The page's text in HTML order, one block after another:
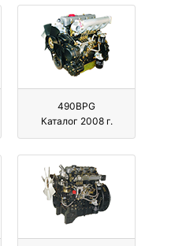
490BPG
Каталог 2008 г.